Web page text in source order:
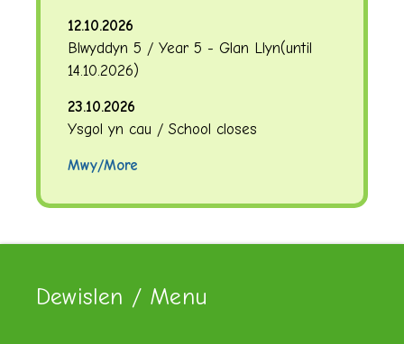
12.10.2026
Blwyddyn 5 / Year 5 - Glan Llyn(until
14.10.2026)
23.10.2026
Ysgol yn cau / School closes
Mwy/More
Dewislen / Menu